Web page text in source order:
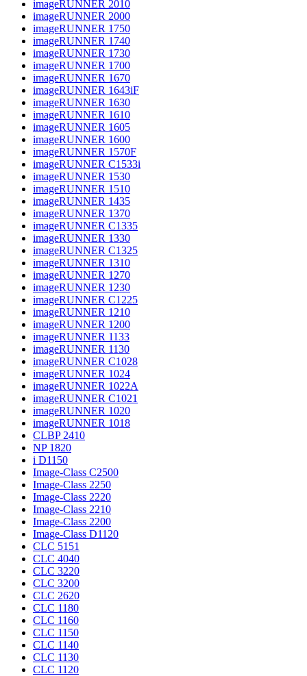
imageRUNNER 2010
imageRUNNER 2000
imageRUNNER 1750
imageRUNNER 1740
imageRUNNER 1730
imageRUNNER 1700
imageRUNNER 1670
imageRUNNER 1643iF
imageRUNNER 1630
imageRUNNER 1610
imageRUNNER 1605
imageRUNNER 1600
imageRUNNER 1570F
imageRUNNER C1533i
imageRUNNER 1530
imageRUNNER 1510
imageRUNNER 1435
imageRUNNER 1370
imageRUNNER C1335
imageRUNNER 1330
imageRUNNER C1325
imageRUNNER 1310
imageRUNNER 1270
imageRUNNER 1230
imageRUNNER C1225
imageRUNNER 1210
imageRUNNER 1200
imageRUNNER 1133
imageRUNNER 1130
imageRUNNER C1028
imageRUNNER 1024
imageRUNNER 1022A
imageRUNNER C1021
imageRUNNER 1020
imageRUNNER 1018
CLBP 2410
NP 1820
i D1150
Image-Class C2500
Image-Class 2250
Image-Class 2220
Image-Class 2210
Image-Class 2200
Image-Class D1120
CLC 5151
CLC 4040
CLC 3220
CLC 3200
CLC 2620
CLC 1180
CLC 1160
CLC 1150
CLC 1140
CLC 1130
CLC 1120